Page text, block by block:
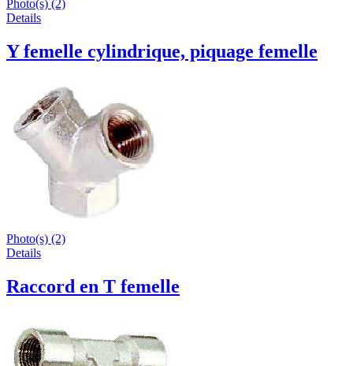
Photo(s) (2)
Details
Y femelle cylindrique, piquage femelle
Photo(s) (2)
Details
Raccord en T femelle